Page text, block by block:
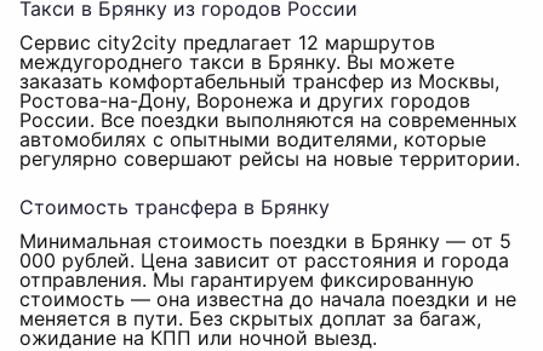
Такси в Брянку из городов России
Сервис city2city предлагает 12 маршрутов
междугороднего такси в Брянку. Вы можете
заказать комфортабельный трансфер из Москвы,
Ростова-на-Дону, Воронежа и других городов
России. Все поездки выполняются на современных
автомобилях с опытными водителями, которые
регулярно совершают рейсы на новые территории.
Стоимость трансфера в Брянку
Минимальная стоимость поездки в Брянку — от 5
000 рублей. Цена зависит от расстояния и города
отправления. Мы гарантируем фиксированную
стоимость — она известна до начала поездки и не
меняется в пути. Без скрытых доплат за багаж,
ожидание на КПП или ночной выезд.